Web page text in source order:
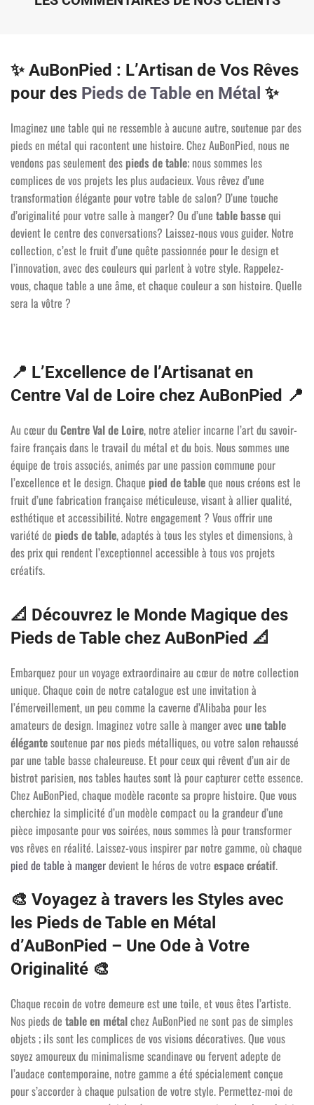
6 avis
✨ AuBonPied : L’Artisan de Vos Rêves
pour des Pieds de Table en Métal ✨
Imaginez une table qui ne ressemble à aucune autre, soutenue par des
pieds en métal qui racontent une histoire. Chez AuBonPied, nous ne
vendons pas seulement despieds de table; nous sommes les
complices de vos projets les plus audacieux. Vous rêvez d’une
transformation élégante pour votre table de salon? D’une touche
d’originalité pour votre salle à manger? Ou d’une table bassequi
devient le centre des conversations? Laissez-nous vous guider. Notre
collection, c’est le fruit d’une quête passionnée pour le design et
l’innovation, avec des couleurs qui parlent à votre style. Rappelez-
vous, chaque table a une âme, et chaque couleur a son histoire. Quelle
sera la vôtre ?
📍 L’Excellence de l’Artisanat en
Centre Val de Loire chez AuBonPied 📍
Au cœur du Centre Val de Loire, notre atelier incarne l’art du savoir-
faire français dans le travail du métal et du bois. Nous sommes une
équipe de trois associés, animés par une passion commune pour
l’excellence et le design. Chaque pied de tableque nous créons est le
fruit d’une fabrication française méticuleuse, visant à allier qualité,
esthétique et accessibilité. Notre engagement ? Vous offrir une
variété de pieds de table, adaptés à tous les styles et dimensions, à
des prix qui rendent l’exceptionnel accessible à tous vos projets
créatifs.
📐 Découvrez le Monde Magique des
Pieds de Table chez AuBonPied 📐
Embarquez pour un voyage extraordinaire au cœur de notre collection
unique. Chaque coin de notre catalogue est une invitation à
l’émerveillement, un peu comme la caverne d’Alibaba pour les
amateurs de design. Imaginez votre salle à manger avec une table
élégantesoutenue par nos pieds métalliques, ou votre salon rehaussé
par une table basse chaleureuse. Et pour ceux qui rêvent d’un air de
bistrot parisien, nos tables hautes sont là pour capturer cette essence.
Chez AuBonPied, chaque modèle raconte sa propre histoire. Que vous
cherchiez la simplicité d’un modèle compact ou la grandeur d’une
pièce imposante pour vos soirées, nous sommes là pour transformer
vos rêves en réalité. Laissez-vous inspirer par notre gamme, où chaque
pied de table à mangerdevient le héros de votre espace créatif.
🎨 Voyagez à travers les Styles avec
les Pieds de Table en Métal
d’AuBonPied – Une Ode à Votre
Originalité 🎨
Chaque recoin de votre demeure est une toile, et vous êtes l’artiste.
Nos pieds de table en métalchez AuBonPied ne sont pas de simples
objets ; ils sont les complices de vos visions décoratives. Que vous
soyez amoureux du minimalisme scandinave ou fervent adepte de
l’audace contemporaine, notre gamme a été spécialement conçue
pour s’accorder à chaque pulsation de votre style. Permettez-moi de